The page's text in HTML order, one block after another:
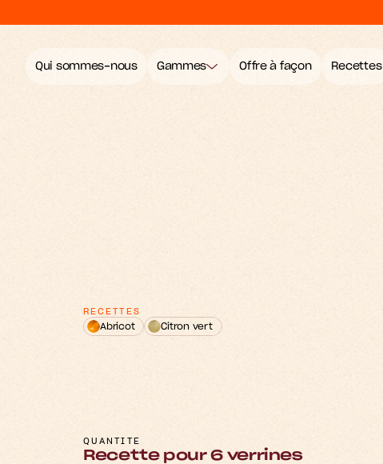
Qui sommes-nous Gammes Offre à façon Recettes
RECETTES
Abricot Citron vert
ab
r r
QUANTITÉ
Recette pour 6 verrines